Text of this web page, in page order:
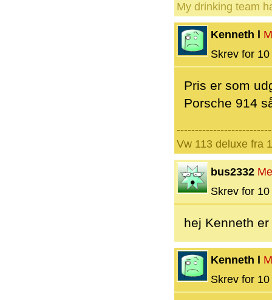
My drinking team
Kenneth l
Skrev for
Pris er som
Porsche 914
Vw 113 deluxe fra
bus2332
Skrev for
hej Kenneth
Kenneth l
Skrev for